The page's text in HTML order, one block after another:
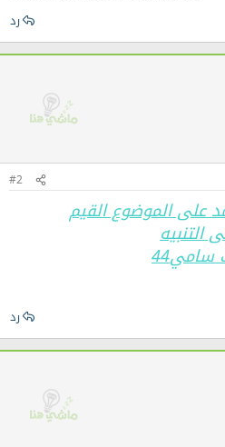
رد
#2
على الموضوع القيم
التنبيه
سامي44
رد